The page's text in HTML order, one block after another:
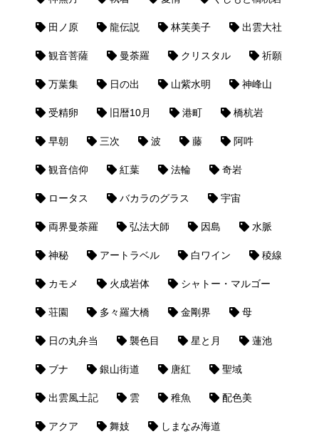
田ノ原 龍伝説 林芙美子 出雲大社
観音菩薩 曼荼羅 クリスタル 祈願
万葉集 日の出 山紫水明 神峰山
受精卵 旧暦10月 港町 橋杭岩
早朝 三次 波 藤 阿吽
観音信仰 紅葉 法輪 奇岩
ロータス バカラのグラス 宇宙
両界曼荼羅 弘法大師 因島 水脈
神秘 アートラベル 白ワイン 稜線
カモメ 火成岩体 シャトー・マルゴー
荘園 多々羅大橋 金剛界 母
日の丸弁当 襲色目 星と月 蓮池
ブナ 銀山街道 唐紅 聖域
出雲風土記 雲 稚魚 配色美
アクア 舞妓 しまなみ海道